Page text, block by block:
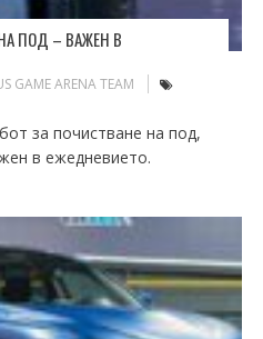
ПОД – ВАЖЕН В
GAME ARENA TEAM
за почистване на под,
в ежедневието.